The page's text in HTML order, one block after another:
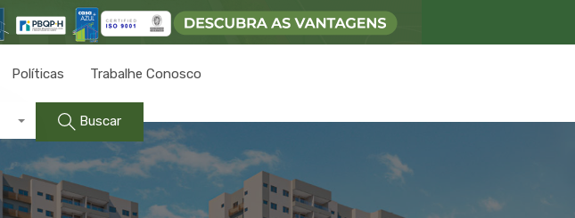
Políticas Trabalhe Conosco
Buscar